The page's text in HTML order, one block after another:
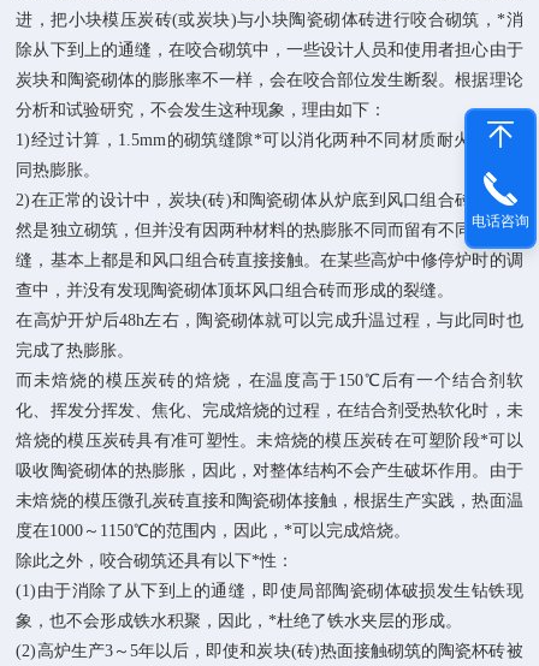
进，把小块模压炭砖(或炭块)与小块陶瓷砌体砖进行咬合砌筑，*消
除从下到上的通缝，在咬合砌筑中，一些设计人员和使用者担心由于
炭块和陶瓷砌体的膨胀率不一样，会在咬合部位发生断裂。根据理论
分析和试验研究，不会发生这种现象，理由如下：
1)经过计算，1.5mm的砌筑缝隙*可以消化两种不同材质耐火砖的不
同热膨胀。
2)在正常的设计中，炭块(砖)和陶瓷砌体从炉底到风口组合砖之间虽
然是独立砌筑，但并没有因两种材料的热膨胀不同而留有不同的膨胀
缝，基本上都是和风口组合砖直接接触。在某些高炉中修停炉时的调
查中，并没有发现陶瓷砌体顶坏风口组合砖而形成的裂缝。
在高炉开炉后48h左右，陶瓷砌体就可以完成升温过程，与此同时也
完成了热膨胀。
而未焙烧的模压炭砖的焙烧，在温度高于150℃后有一个结合剂软
化、挥发分挥发、焦化、完成焙烧的过程，在结合剂受热软化时，未
焙烧的模压炭砖具有准可塑性。未焙烧的模压炭砖在可塑阶段*可以
吸收陶瓷砌体的热膨胀，因此，对整体结构不会产生破坏作用。由于
未焙烧的模压微孔炭砖直接和陶瓷砌体接触，根据生产实践，热面温
度在1000～1150℃的范围内，因此，*可以完成焙烧。
除此之外，咬合砌筑还具有以下*性：
(1)由于消除了从下到上的通缝，即使局部陶瓷砌体破损发生钻铁现
象，也不会形成铁水积聚，因此，*杜绝了铁水夹层的形成。
(2)高炉生产3～5年以后，即使和炭块(砖)热面接触砌筑的陶瓷杯砖被
电话咨询